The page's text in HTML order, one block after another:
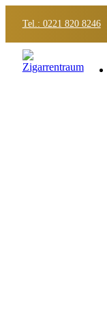
Tel.: 0221 820 8246